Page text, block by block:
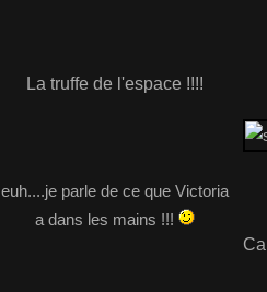
La truffe de l'espace !!!!
euh....je parle de ce que Victoria
a dans les mains !!!